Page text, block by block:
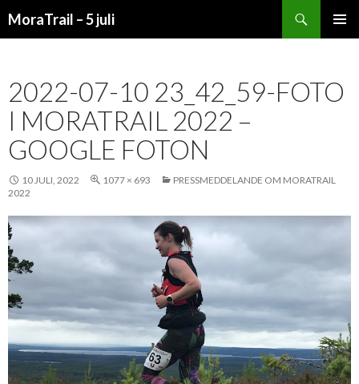
MoraTrail – 5 juli
2022-07-10 23_42_59-FOTO
I MORATRAIL 2022 –
GOOGLE FOTON
10 JULI, 2022 1077 × 693
PRESSMEDDELANDE OM MORATRAIL
2022